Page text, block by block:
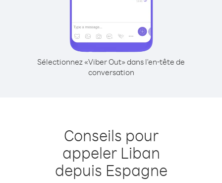
Sélectionnez «Viber Out» dans l'en-tête de
conversation
Conseils pour
appeler Liban
depuis Espagne